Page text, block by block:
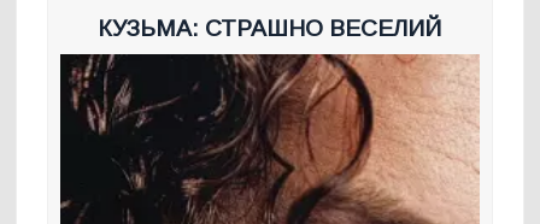
КУЗЬМА: СТРАШНО ВЕСЕЛИЙ